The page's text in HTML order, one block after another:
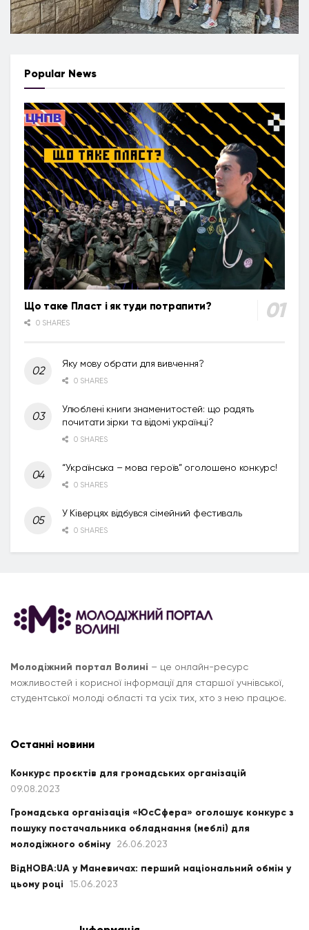
Popular News
Що таке Пласт і як туди потрапити?
0 SHARES
Яку мову обрати для вивчення?
0 SHARES
Улюблені книги знаменитостей: що радять
почитати зірки та відомі українці?
0 SHARES
“Українська – мова героїв” оголошено конкурс!
0 SHARES
У Ківерцях відбувся сімейний фестиваль
0 SHARES
Молодіжний портал Волині – це онлайн-ресурс
можливостей і корисної інформації для старшої учнівської,
студентської молоді області та усіх тих, хто з нею працює.
Останні новини
Конкурс проєктів для громадських організацій
09.08.2023
Громадська організація «ЮсСфера» оголошує конкурс з
пошуку постачальника обладнання (меблі) для
молодіжного обміну
26.06.2023
ВідНОВА:UA у Маневичах: перший національний обмін у
цьому році
15.06.2023